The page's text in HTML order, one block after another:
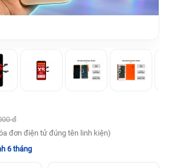
đ
đơn điện tử đúng tên linh kiện)
6 tháng